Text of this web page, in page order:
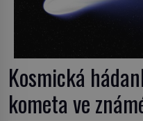
Kosmická
kometa ve